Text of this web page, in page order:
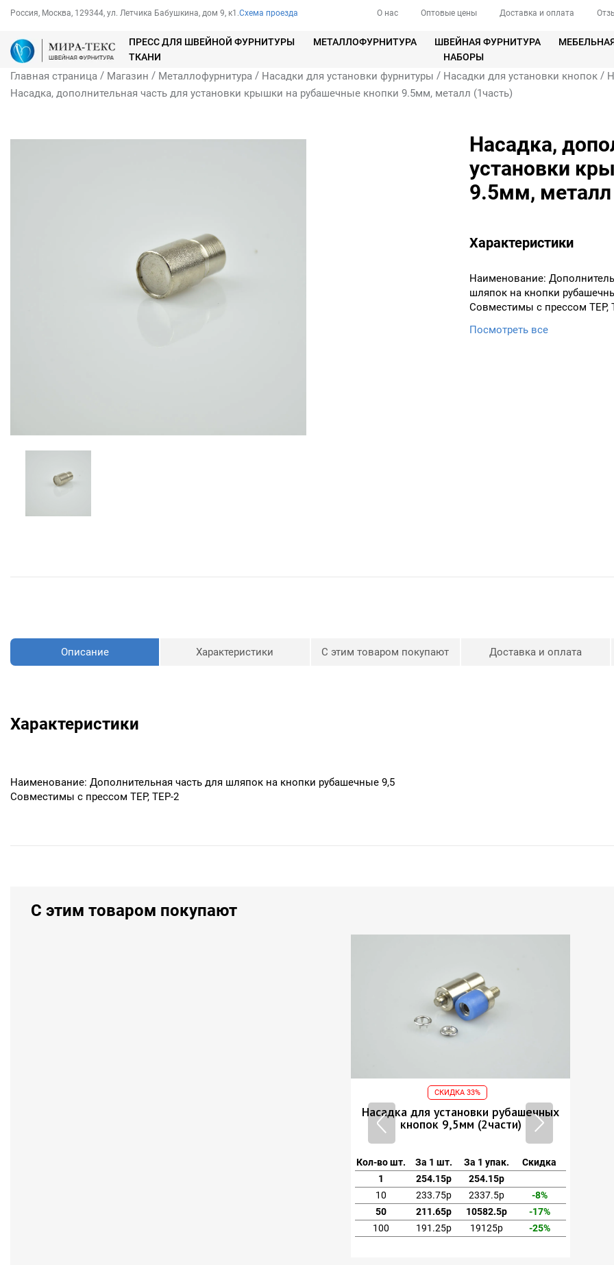
Россия, Москва, 129344, ул. Летчика Бабушкина, дом 9, к1.Схема проезда О нас Оптовые цены Доставка и оплата
ПРЕСС ДЛЯ ШВЕЙНОЙ ФУРНИТУРЫ МЕТАЛЛОФУРНИТУРА ШВЕЙНАЯ ФУРНИТУРА
ТКАНИ
НАБОРЫ
Главная страница / Магазин / Металлофурнитура / Насадки для установки фурнитуры / Насадки для установки кнопок /
Насадка, дополнительная часть для установки крышки на рубашечные кнопки 9.5мм, металл (1часть)
Насадка,
установки
9.5мм, металл
Характеристики
Наименование:
шляпок на кнопки
Совместимы с прессом ТЕР,
Посмотреть все
Описание Характеристики С этим товаром покупают Доставка и оплата
Характеристики
Наименование: Дополнительная часть для шляпок на кнопки рубашечные 9,5
Совместимы с прессом ТЕР, ТЕР-2
С этим товаром покупают
СКИДКА 33%
Насадка для установки рубашечных
кнопок 9,5мм (2части)
Кол-во шт. За 1 шт. За 1 упак.
Скидка
1
254.15р
254.15р
10
233.75р 2337.5р
-8%
50
211.65р 10582.5р
-17%
100
191.25р 19125р -25%